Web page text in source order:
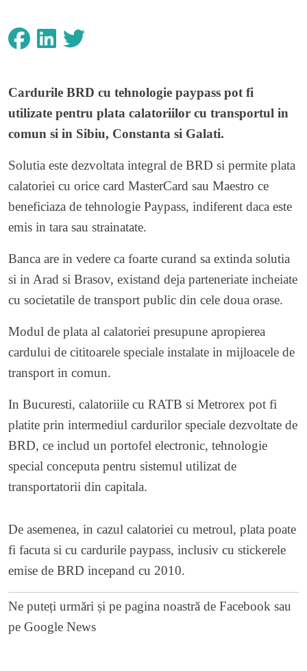
Cardurile BRD cu tehnologie paypass pot fi
utilizate pentru plata calatoriilor cu transportul in
comun si in Sibiu, Constanta si Galati.
Solutia este dezvoltata integral de BRD si permite plata
calatoriei cu orice card MasterCard sau Maestro ce
beneficiaza de tehnologie Paypass, indiferent daca este
emis in tara sau strainatate.
Banca are in vedere ca foarte curand sa extinda solutia
si in Arad si Brasov, existand deja parteneriate incheiate
cu societatile de transport public din cele doua orase.
Modul de plata al calatoriei presupune apropierea
cardului de cititoarele speciale instalate in mijloacele de
transport in comun.
In Bucuresti, calatoriile cu RATB si Metrorex pot fi
platite prin intermediul cardurilor speciale dezvoltate de
BRD, ce includ un portofel electronic, tehnologie
special conceputa pentru sistemul utilizat de
transportatorii din capitala.
De asemenea, in cazul calatoriei cu metroul, plata poate
fi facuta si cu cardurile paypass, inclusiv cu stickerele
emise de BRD incepand cu 2010.
Ne puteți urmări și pe pagina noastră de Facebook sau
pe Google News